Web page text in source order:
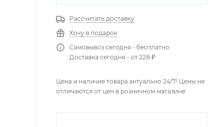
Рассчитать доставку
Хочу в подарок
Самовывоз сегодня - бесплатно
Доставка сегодня - от 228 ₽
Цена и наличие товара актуально 24/7! Цены не
отличаются от цен в розничном магазине